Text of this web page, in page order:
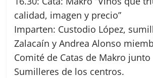
calidad, imagen y precio”
Imparten: Custodio López,
Zalacaín y Andrea Alonso
Comité de Catas de Makro junto
Sumilleres de los centros.